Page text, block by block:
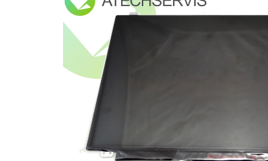
5
hviezdičiek.